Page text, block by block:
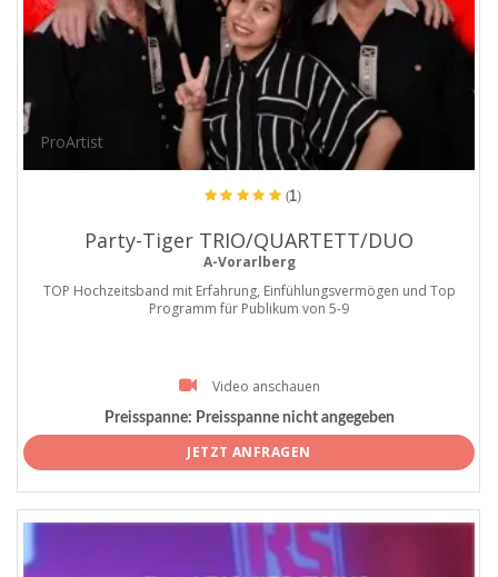
ProArtist
(1)
Party-Tiger TRIO/QUARTETT/DUO
A-Vorarlberg
TOP Hochzeitsband mit Erfahrung, Einfühlungsvermögen und Top
Programm für Publikum von 5-9
Video anschauen
Preisspanne: Preisspanne nicht angegeben
JETZT ANFRAGEN